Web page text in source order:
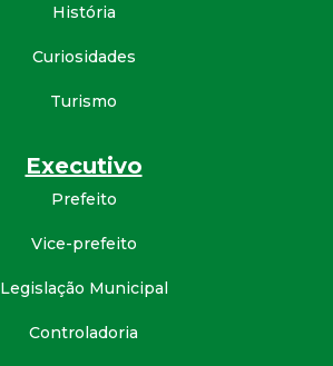
História
Curiosidades
Turismo
Executivo
Prefeito
Vice-prefeito
Legislação Municipal
Controladoria